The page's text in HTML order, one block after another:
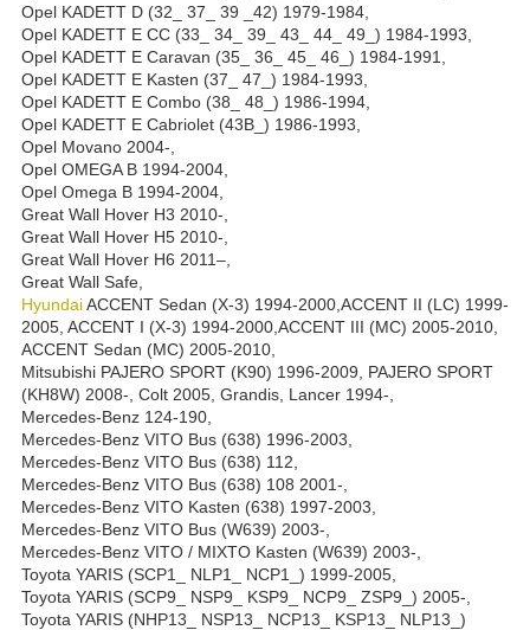
Opel KADETT D (32_ 37_ 39 _42) 1979-1984,
Opel KADETT E CC (33_ 34_ 39_ 43_ 44_ 49_) 1984-1993,
Opel KADETT E Caravan (35_ 36_ 45_ 46_) 1984-1991,
Opel KADETT E Kasten (37_ 47_) 1984-1993,
Opel KADETT E Combo (38_ 48_) 1986-1994,
Opel KADETT E Cabriolet (43B_) 1986-1993,
Opel Movano 2004-,
Opel OMEGA B 1994-2004,
Opel Omega B 1994-2004,
Great Wall Hover H3 2010-,
Great Wall Hover H5 2010-,
Great Wall Hover H6 2011–,
Great Wall Safe,
HyundaiACCENT Sedan (X-3) 1994-2000,ACCENT II (LC) 1999-
2005, ACCENT I (X-3) 1994-2000,ACCENT III (MC) 2005-2010,
ACCENT Sedan (MC) 2005-2010,
Mitsubishi PAJERO SPORT (K90) 1996-2009, PAJERO SPORT
(KH8W) 2008-, Colt 2005, Grandis, Lancer 1994-,
Mercedes-Benz 124-190,
Mercedes-Benz VITO Bus (638) 1996-2003,
Mercedes-Benz VITO Bus (638) 112,
Mercedes-Benz VITO Bus (638) 108 2001-,
Mercedes-Benz VITO Kasten (638) 1997-2003,
Mercedes-Benz VITO Bus (W639) 2003-,
Mercedes-Benz VITO / MIXTO Kasten (W639) 2003-,
Toyota YARIS (SCP1_ NLP1_ NCP1_) 1999-2005,
Toyota YARIS (SCP9_ NSP9_ KSP9_ NCP9_ ZSP9_) 2005-,
Toyota YARIS (NHP13_ NSP13_ NCP13_ KSP13_ NLP13_)